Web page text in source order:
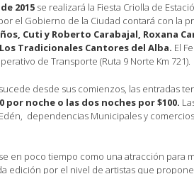
2015 se realizará la Fiesta Criolla de
el Gobierno de la Ciudad contará con la
Cuti y Roberto Carabajal, Roxana
Tradicionales Cantores del Alba. El
de Transporte (Ruta 9 Norte Km 721).
desde sus comienzos, las entradas
por noche o las dos noches por $100.
dependencias Municipales y
en poco tiempo como una atracción para
edición por el nivel de artistas que propone